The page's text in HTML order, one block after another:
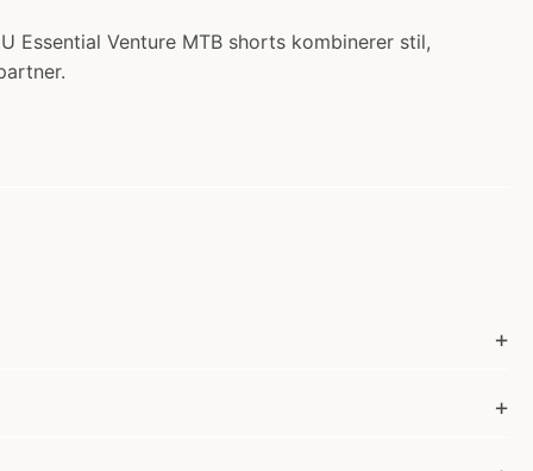
Essential Venture MTB shorts kombinerer stil,